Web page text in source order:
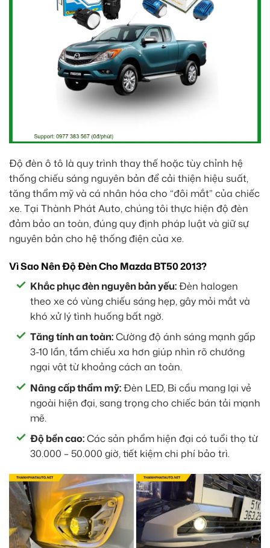
Độ đèn ô tô là quy trình thay thế hoặc tùy chỉnh hệ
thống chiếu sáng nguyên bản để cải thiện hiệu suất,
tăng thẩm mỹ và cá nhân hóa cho “đôi mắt” của chiếc
xe. Tại Thành Phát Auto, chúng tôi thực hiện độ đèn
đảm bảo an toàn, đúng quy định pháp luật và giữ sự
nguyên bản cho hệ thống điện của xe.
Vì Sao Nên Độ Đèn Cho Mazda BT50 2013?
Khắc phục đèn nguyên bản yếu:Đèn halogen
theo xe có vùng chiếu sáng hẹp, gây mỏi mắt và
khó xử lý tình huống bất ngờ.
Tăng tính an toàn:Cường độ ánh sáng mạnh gấp
3-10 lần, tầm chiếu xa hơn giúp nhìn rõ chướng
ngại vật từ khoảng cách an toàn.
Nâng cấp thẩm mỹ:Đèn LED, Bi cầu mang lại vẻ
ngoài hiện đại, sang trọng cho chiếc bán tải mạnh
mẽ.
Độ bền cao:Các sản phẩm hiện đại có tuổi thọ từ
30.000 – 50.000 giờ, tiết kiệm chi phí bảo trì.